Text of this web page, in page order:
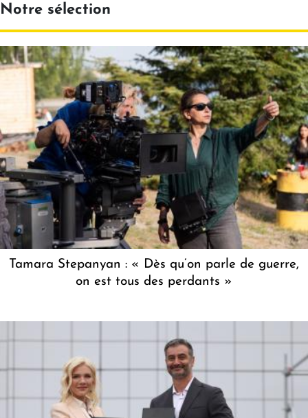
Notre sélection
Tamara Stepanyan : « Dès qu’on parle de guerre,
on est tous des perdants »